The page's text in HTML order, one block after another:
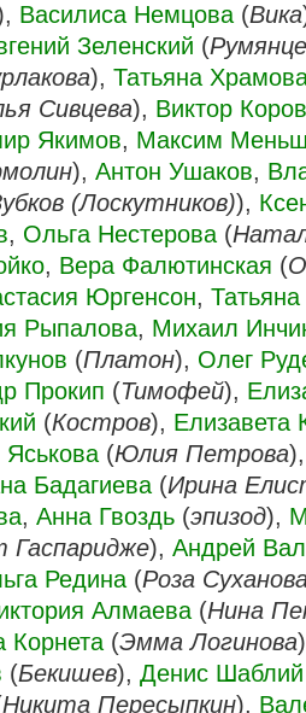
Василиса Немцова (Вика
Зеленский (
), Татьяна
Сивцева), Виктор
Якимов, Максим
), Антон Ушаков,
(Лоскутников)),
, Ольга Нестерова (
, Вера Фалютинская (
Юргенсон,
Рыпалова, Михаил
(Платон), Олег
Прокип (Тимофей),
(Костров), Елизавета
(Юлия Петрова
Бадагиева (Ирина
, Анна Гвоздь (эпизод),
Гаспаридже), Андрей
Редина (Роза
Алмаева (Нина
Корнета (Эмма Логинова
(Бекишев), Денис Шаблий
Никита Пересыпкин),